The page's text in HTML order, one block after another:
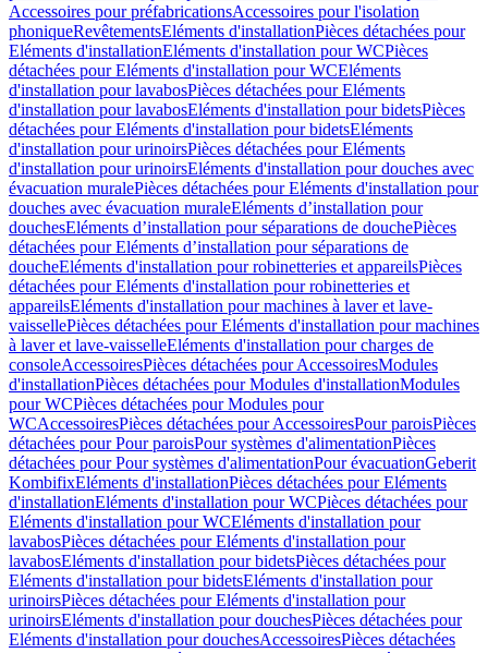
Accessoires pour préfabricationsAccessoires pour l'isolation
phoniqueRevêtementsEléments d'installationPièces détachées pour
Eléments d'installationEléments d'installation pour WCPièces
détachées pour Eléments d'installation pour WCEléments
d'installation pour lavabosPièces détachées pour Eléments
d'installation pour lavabosEléments d'installation pour bidetsPièces
détachées pour Eléments d'installation pour bidetsEléments
d'installation pour urinoirsPièces détachées pour Eléments
d'installation pour urinoirsEléments d'installation pour douches avec
évacuation muralePièces détachées pour Eléments d'installation pour
douches avec évacuation muraleEléments d’installation pour
douchesEléments d’installation pour séparations de douchePièces
détachées pour Eléments d’installation pour séparations de
doucheEléments d'installation pour robinetteries et appareilsPièces
détachées pour Eléments d'installation pour robinetteries et
appareilsEléments d'installation pour machines à laver et lave-
vaissellePièces détachées pour Eléments d'installation pour machines
à laver et lave-vaisselleEléments d'installation pour charges de
consoleAccessoiresPièces détachées pour AccessoiresModules
d'installationPièces détachées pour Modules d'installationModules
pour WCPièces détachées pour Modules pour
WCAccessoiresPièces détachées pour AccessoiresPour paroisPièces
détachées pour Pour paroisPour systèmes d'alimentationPièces
détachées pour Pour systèmes d'alimentationPour évacuationGeberit
KombifixEléments d'installationPièces détachées pour Eléments
d'installationEléments d'installation pour WCPièces détachées pour
Eléments d'installation pour WCEléments d'installation pour
lavabosPièces détachées pour Eléments d'installation pour
lavabosEléments d'installation pour bidetsPièces détachées pour
Eléments d'installation pour bidetsEléments d'installation pour
urinoirsPièces détachées pour Eléments d'installation pour
urinoirsEléments d'installation pour douchesPièces détachées pour
Eléments d'installation pour douchesAccessoiresPièces détachées